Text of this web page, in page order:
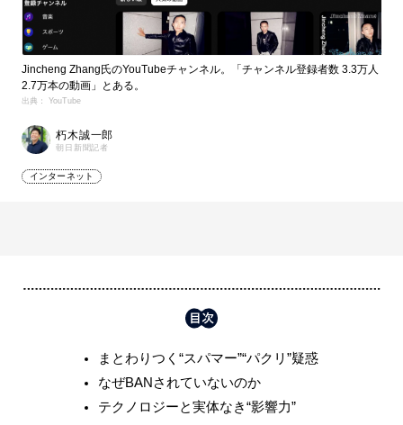
Jincheng Zhang氏のYouTubeチャンネル。「チャンネル登録者数 3.3万人
2.7万本の動画」とある。
出典： YouTube
朽木誠一郎
朝日新聞記者
インターネット
まとわりつく“スパマー”“パクリ”疑惑
なぜBANされていないのか
テクノロジーと実体なき“影響力”